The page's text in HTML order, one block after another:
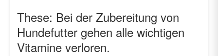
These: Bei der Zubereitung von
Hundefutter gehen alle wichtigen
Vitamine verloren.